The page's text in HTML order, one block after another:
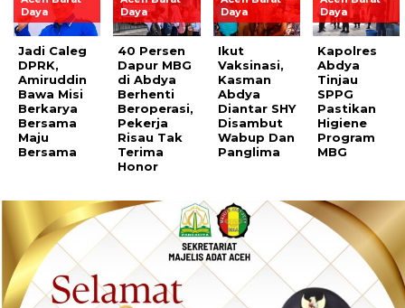
Daya
Jadi Caleg
DPRK,
Amiruddin
Bawa Misi
Berkarya
Bersama
Maju
Bersama
Daya
40 Persen
Dapur MBG
di Abdya
Berhenti
Beroperasi,
Pekerja
Risau Tak
Terima
Honor
Daya
Ikut
Vaksinasi,
Kasman
Abdya
Diantar SHY
Disambut
Wabup Dan
Panglima
Daya
Kapolres
Abdya
Tinjau
SPPG
Pastikan
Higiene
Program
MBG